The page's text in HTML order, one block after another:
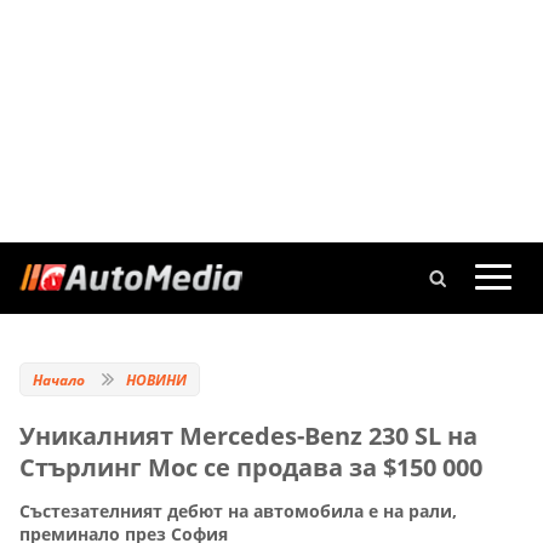
Начало НОВИНИ
Уникалният Mercedes-Benz 230 SL на
Стърлинг Мос се продава за $150 000
Състезателният дебют на автомобила е на рали,
преминало през София